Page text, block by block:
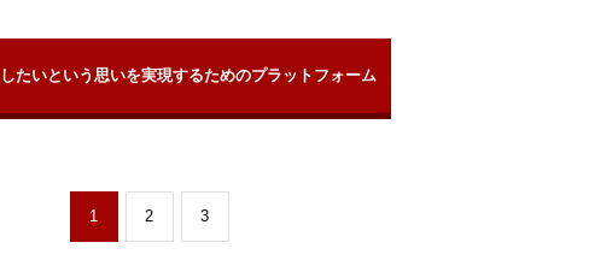
たいという思いを実現するためのプラットフォーム
1 2 3